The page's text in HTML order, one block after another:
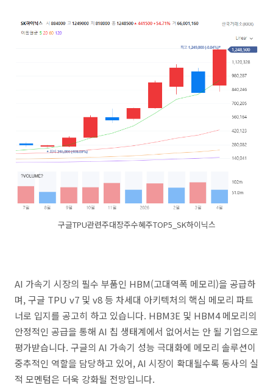
구글TPU관련주대장주수혜주TOP5_SK하이닉스
AI 가속기 시장의 필수 부품인 HBM(고대역폭 메모리)을 공급하
며, 구글 TPU v7 및 v8 등 차세대 아키텍처의 핵심 메모리 파트
너로 입지를 공고히 하고 있습니다. HBM3E 및 HBM4 메모리의
안정적인 공급을 통해 AI 칩 생태계에서 없어서는 안 될 기업으로
평가받습니다. 구글의 AI 가속기 성능 극대화에 메모리 솔루션이
중추적인 역할을 담당하고 있어, AI 시장이 확대될수록 동사의 실
적 모멘텀은 더욱 강화될 전망입니다.